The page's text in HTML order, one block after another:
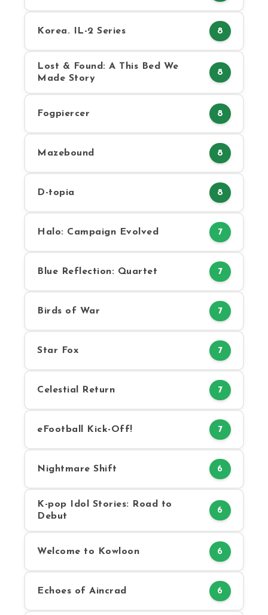
Korea. IL-2 Series 8
Lost & Found: A This Bed We
Made Story
8
Fogpiercer 8
Mazebound 8
D-topia 8
Halo: Campaign Evolved 7
Blue Reflection: Quartet 7
Birds of War 7
Star Fox 7
Celestial Return 7
eFootball Kick-Off! 7
Nightmare Shift 6
K-pop Idol Stories: Road to
Debut
6
Welcome to Kowloon 6
Echoes of Aincrad 6